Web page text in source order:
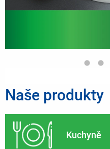
Naše produkty
Kuchyně